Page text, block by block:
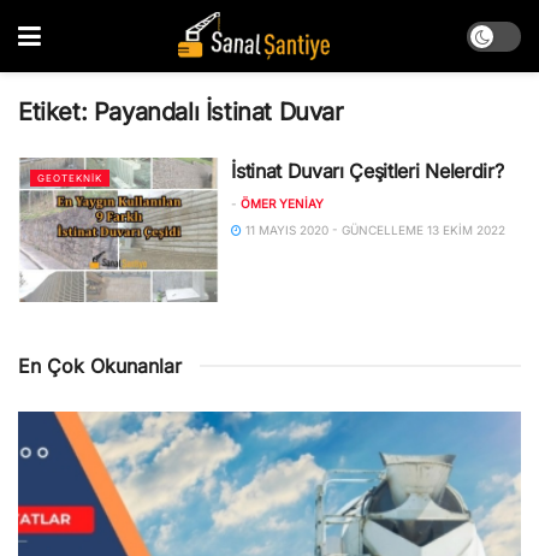
Etiket: Payandalı İstinat Duvar
GEOTEKNIK İstinat Duvarı Çeşitleri Nelerdir?
- ÖMER YENIAY
11 MAYIS 2020 - GÜNCELLEME 13 EKIM 2022
En Çok Okunanlar